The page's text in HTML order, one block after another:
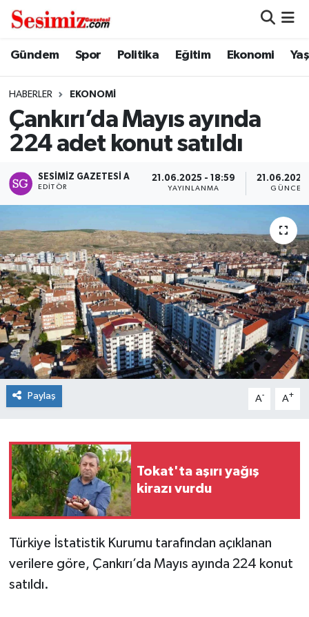
Gündem Spor Politika Eğitim Ekonomi
HABERLER EKONOMI
Çankırı’da Mayıs ayında
224 adet konut satıldı
SESIMIZ GAZETESI A
EDITÖR
21.06.2025 - 18:59
YAYINLANMA
21.06.2025
Paylaş A- A+
Tokat'ta aşırı yağış
kirazı vurdu
Türkiye İstatistik Kurumu tarafından açıklanan
verilere göre, Çankırı’da Mayıs ayında 224 konut
satıldı.
Dünya
Ekonomi
Gündem
Magazin
Politika
Sağlık
Spor
Teknoloji
Tokat Haberleri
Yaşam
Nöbetçi Eczaneler
Namaz Vakitleri
Süper Lig Puan Durumu ve Fikstür
Tüm Manşetler
Son Dakika Haberleri
Haber Arşivi